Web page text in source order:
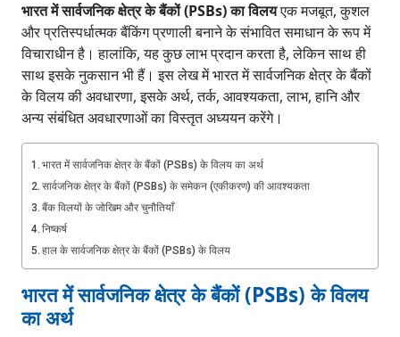
भारत में सार्वजनिक क्षेत्र के बैंकों (PSBs) का विलयएक मजबूत, कुशल
और प्रतिस्पर्धात्मक बैंकिंग प्रणाली बनाने के संभावित समाधान के रूप में
विचाराधीन है। हालांकि, यह कुछ लाभ प्रदान करता है, लेकिन साथ ही
साथ इसके नुकसान भी हैं। इस लेख में भारत में सार्वजनिक क्षेत्र के बैंकों
के विलय की अवधारणा, इसके अर्थ, तर्क, आवश्यकता, लाभ, हानि और
अन्य संबंधित अवधारणाओं का विस्तृत अध्ययन करेंगे।
भारत में सार्वजनिक क्षेत्र के बैंकों (PSBs) के विलय का अर्थ
सार्वजनिक क्षेत्र के बैंकों (PSBs) के समेकन (एकीकरण) की आवश्यकता
बैंक विलयों के जोखिम और चुनौतियाँ
निष्कर्ष
हाल के सार्वजनिक क्षेत्र के बैंकों (PSBs) के विलय
भारत में सार्वजनिक क्षेत्र के बैंकों (PSBs) के विलय
का अर्थ